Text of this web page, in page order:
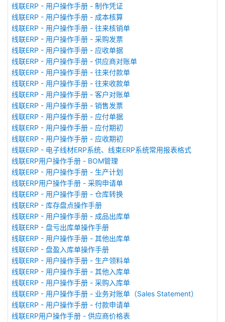
线联ERP - 用户操作手册 - 制作凭证
线联ERP - 用户操作手册 - 成本核算
线联ERP - 用户操作手册 - 往来核销单
线联ERP - 用户操作手册 - 采购发票
线联ERP - 用户操作手册 - 应收单据
线联ERP - 用户操作手册 - 供应商对账单
线联ERP - 用户操作手册 - 往来付款单
线联ERP - 用户操作手册 - 往来收款单
线联ERP - 用户操作手册 - 客户对账单
线联ERP - 用户操作手册 - 销售发票
线联ERP - 用户操作手册 - 应付单据
线联ERP - 用户操作手册 - 应付期初
线联ERP - 用户操作手册 - 应收期初
线联ERP - 电子线材ERP系统、线束ERP系统常用报表格式
线联ERP用户操作手册 - BOM管理
线联ERP - 用户操作手册 - 生产计划
线联ERP用户操作手册 - 采购申请单
线联ERP - 用户操作手册 - 仓库转换
线联ERP - 库存盘点操作手册
线联ERP - 用户操作手册 - 成品出库单
线联ERP - 盘亏出库单操作手册
线联ERP - 用户操作手册 - 其他出库单
线联ERP - 盘盈入库单操作手册
线联ERP - 用户操作手册 - 生产领料单
线联ERP - 用户操作手册 - 其他入库单
线联ERP - 用户操作手册 - 采购入库单
线联ERP - 用户操作手册 - 业务对账单（Sales Statement）
线联ERP - 用户操作手册 - 付款申请单
线联ERP用户操作手册 - 供应商价格表